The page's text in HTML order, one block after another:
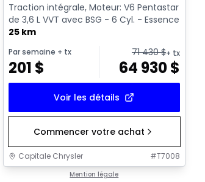
Traction intégrale, Moteur: V6 Pentastar
de 3,6 L VVT avec BSG - 6 Cyl. - Essence
25 km
Par semaine + tx
201 $
71 430$+ tx
64 930$
Voir les détails
Commencer votre achat
Capitale Chrysler #T7008
Mention légale